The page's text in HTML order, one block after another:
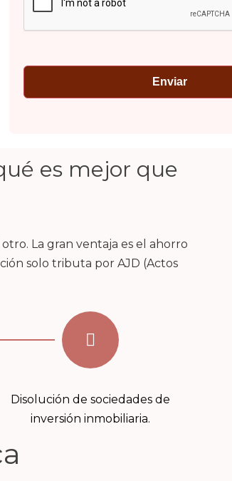
es mejor que
La gran ventaja es el ahorro
solo tributa por AJD (Actos
Disolución de sociedades de
inversión inmobiliaria.